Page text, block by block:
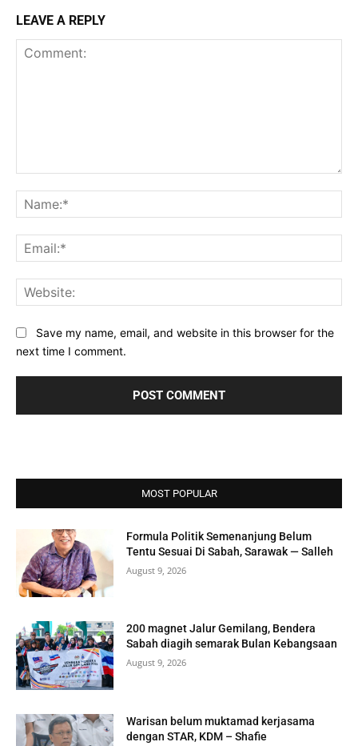
LEAVE A REPLY
Save my name, email, and website in this browser for the
next time I comment.
MOST POPULAR
Formula Politik Semenanjung Belum
Tentu Sesuai Di Sabah, Sarawak — Salleh
August 9, 2026
200 magnet Jalur Gemilang, Bendera
Sabah diagih semarak Bulan Kebangsaan
August 9, 2026
Warisan belum muktamad kerjasama
dengan STAR, KDM – Shafie